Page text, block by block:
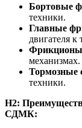
Бортовые
техники.
Главные
двигателя к
Фрикционы
механизмах.
Тормозные
техники.
H2:
СДМК: